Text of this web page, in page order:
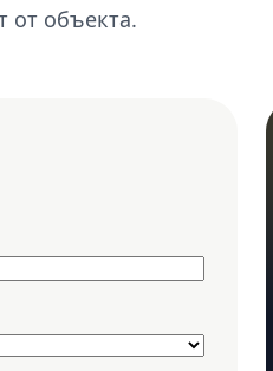
от объекта.